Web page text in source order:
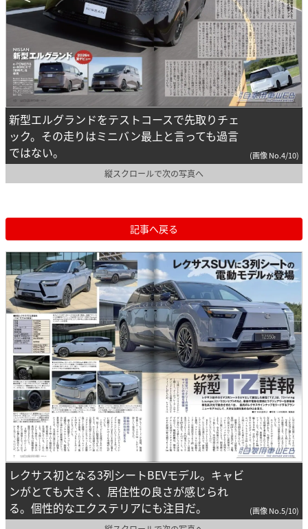
新型エルグランドをテストコースで先取りチェ
ック。その走りはミニバン最上と言っても過言
ではない。
(画像 No.4/10)
縦スクロールで次の写真へ
記事へ戻る
レクサス初となる3列シートBEVモデル。キャビ
ンがとても大きく、居住性の良さが感じられ
る。個性的なエクステリアにも注目だ。
(画像 No.5/10)